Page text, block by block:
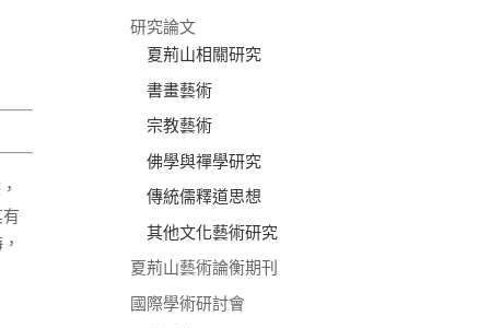
研究論文
夏荊山相關研究
書畫藝術
宗教藝術
佛學與禪學研究
傳統儒釋道思想
其他文化藝術研究
夏荊山藝術論衡期刊
國際學術研討會